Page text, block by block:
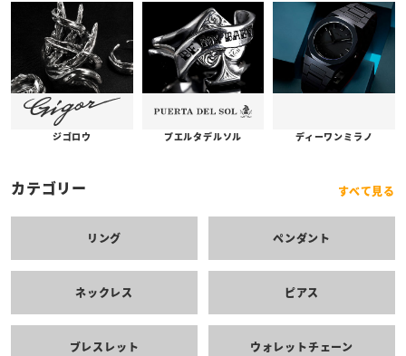
ジゴロウ プエルタデルソル ディーワンミラノ
カテゴリー すべて見る
リング ペンダント
ネックレス ピアス
ブレスレット ウォレットチェーン